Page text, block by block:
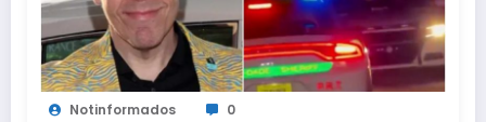
Notinformados 0